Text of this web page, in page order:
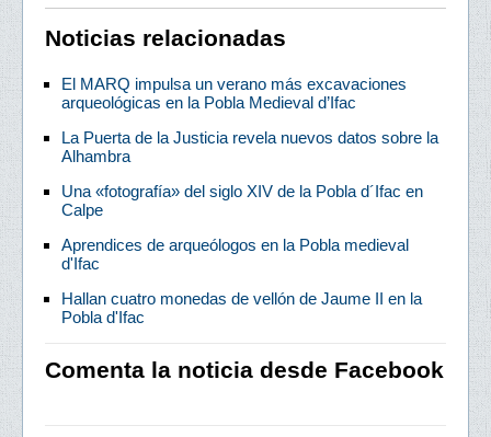
Noticias relacionadas
El MARQ impulsa un verano más excavaciones
arqueológicas en la Pobla Medieval d’Ifac
La Puerta de la Justicia revela nuevos datos sobre la
Alhambra
Una «fotografía» del siglo XIV de la Pobla d´Ifac en
Calpe
Aprendices de arqueólogos en la Pobla medieval
d'Ifac
Hallan cuatro monedas de vellón de Jaume II en la
Pobla d'Ifac
Comenta la noticia desde Facebook